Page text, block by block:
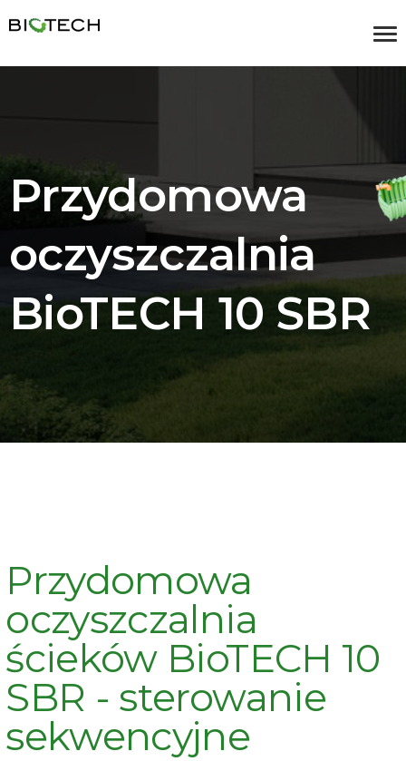
Przydomowa
oczyszczalnia
BioTECH 10 SBR
Przydomowa
oczyszczalnia
ścieków BioTECH 10
SBR - sterowanie
sekwencyjne